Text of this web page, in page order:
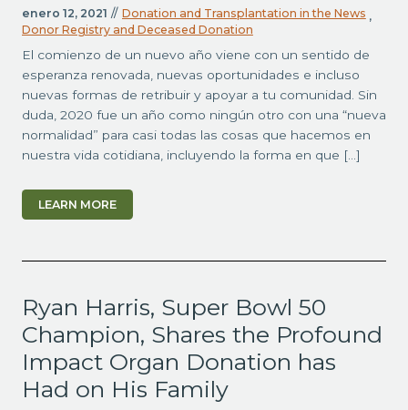
enero 12, 2021 // Donation and Transplantation in the News ,
Donor Registry and Deceased Donation
El comienzo de un nuevo año viene con un sentido de
esperanza renovada, nuevas oportunidades e incluso
nuevas formas de retribuir y apoyar a tu comunidad. Sin
duda, 2020 fue un año como ningún otro con una “nueva
normalidad” para casi todas las cosas que hacemos en
nuestra vida cotidiana, incluyendo la forma en que […]
LEARN MORE
Ryan Harris, Super Bowl 50
Champion, Shares the Profound
Impact Organ Donation has
Had on His Family